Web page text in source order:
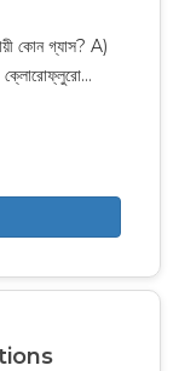
কোন গ্যাস? A)
ক্লোরোফ্লুরো…